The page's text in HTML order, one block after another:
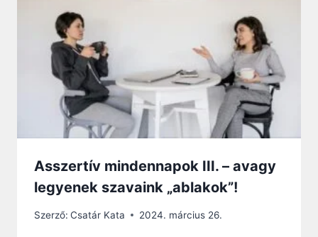
Asszertív mindennapok III. – avagy
legyenek szavaink „ablakok”!
Szerző: Csatár Kata 2024. március 26.